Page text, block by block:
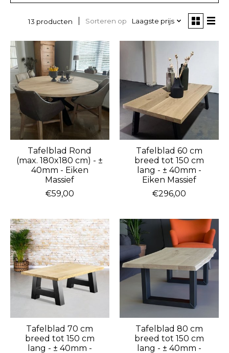
13 producten Sorteren op Laagste prijs
Tafelblad Rond
(max. 180x180 cm) - ±
40mm - Eiken
Massief
€59,00
Tafelblad 60 cm
breed tot 150 cm
lang - ± 40mm -
Eiken Massief
€296,00
Tafelblad 70 cm
breed tot 150 cm
lang - ± 40mm -
Tafelblad 80 cm
breed tot 150 cm
lang - ± 40mm -